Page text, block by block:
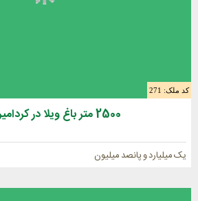
کد ملک: 271
2500 متر باغ ویلا در کردامیر شهریار
یک میلیارد و پانصد میلیون